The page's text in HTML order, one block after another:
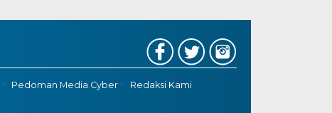
Pedoman Media Cyber
Redaksi Kami